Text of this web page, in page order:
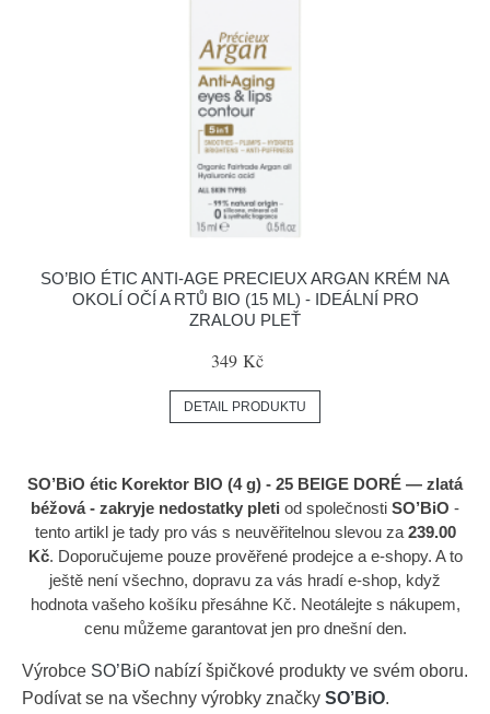
SO’BIO ÉTIC ANTI-AGE PRECIEUX ARGAN KRÉM NA
OKOLÍ OČÍ A RTŮ BIO (15 ML) - IDEÁLNÍ PRO
ZRALOU PLEŤ
349 Kč
DETAIL PRODUKTU
SO’BiO étic Korektor BIO (4 g) - 25 BEIGE DORÉ — zlatá
béžová - zakryje nedostatky pleti od společnosti SO’BiO -
tento artikl je tady pro vás s neuvěřitelnou slevou za 239.00
Kč. Doporučujeme pouze prověřené prodejce a e-shopy. A to
ještě není všechno, dopravu za vás hradí e-shop, když
hodnota vašeho košíku přesáhne Kč. Neotálejte s nákupem,
cenu můžeme garantovat jen pro dnešní den.
Výrobce SO’BiO nabízí špičkové produkty ve svém oboru.
Podívat se na všechny výrobky značky SO’BiO.